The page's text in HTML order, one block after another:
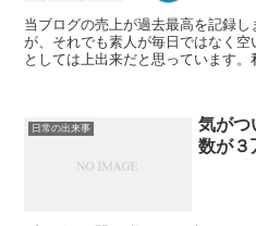
当ブログの売上が過去最高を記録
が、それでも素人が毎日ではなく
としては上出来だと思っています
日常の出来事
気がつ
数が３